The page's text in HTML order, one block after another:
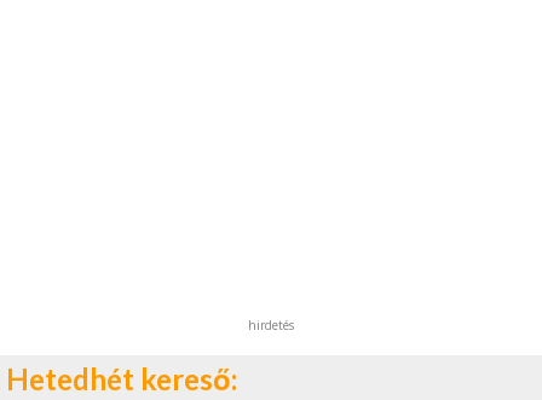
hirdetés
Hetedhét kereső: